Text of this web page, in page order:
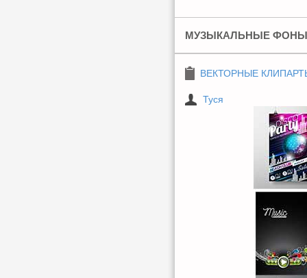
МУЗЫКАЛЬНЫЕ ФОНЫ В
ВЕКТОРНЫЕ
Туся